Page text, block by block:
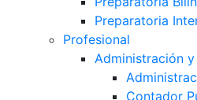
Preparatoria
Profesional
Administración
Contador